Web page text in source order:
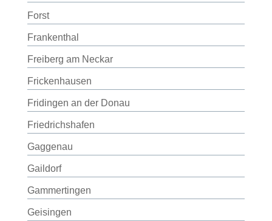
Forst
Frankenthal
Freiberg am Neckar
Frickenhausen
Fridingen an der Donau
Friedrichshafen
Gaggenau
Gaildorf
Gammertingen
Geisingen